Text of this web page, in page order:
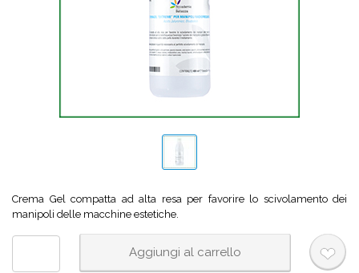
Crema Gel compatta ad alta resa per favorire lo scivolamento dei
manipoli delle macchine estetiche.